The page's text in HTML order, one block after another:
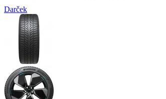
Darček